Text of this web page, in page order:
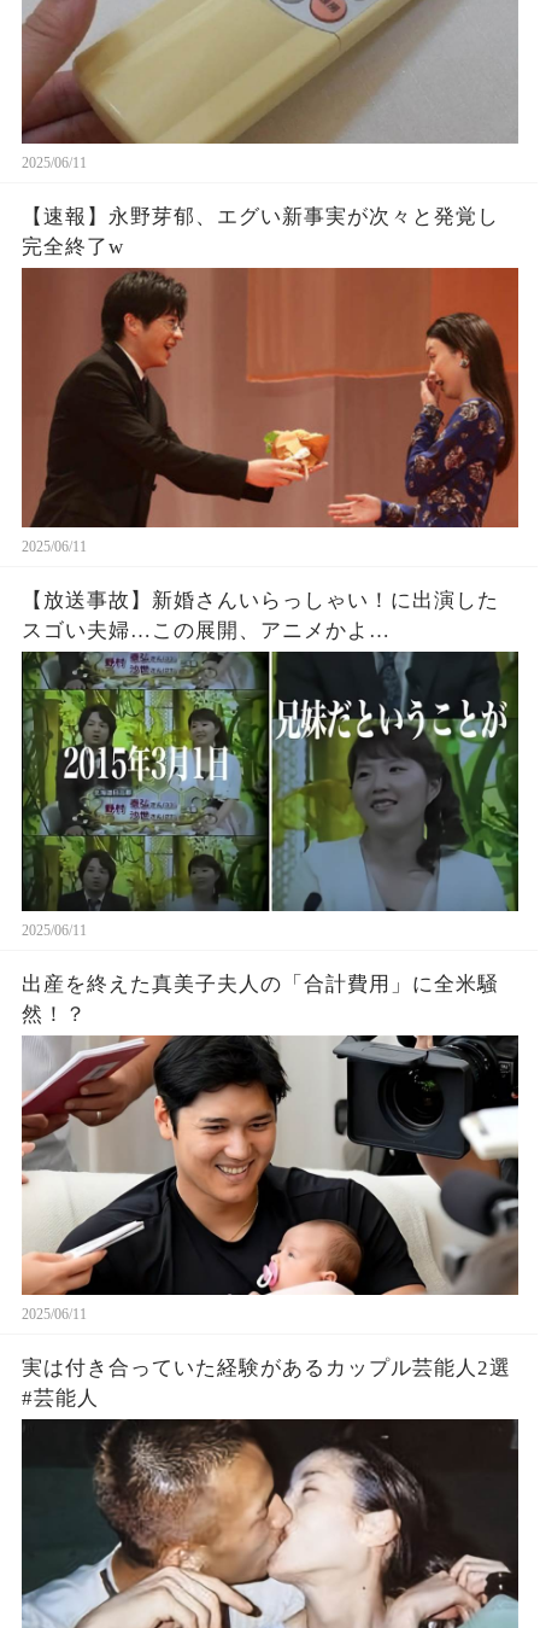
2025/06/11
【速報】永野芽郁、エグい新事実が次々と発覚し
完全終了w
2025/06/11
【放送事故】新婚さんいらっしゃい！に出演した
スゴい夫婦…この展開、アニメかよ…
2025/06/11
出産を終えた真美子夫人の「合計費用」に全米騒
然！？
2025/06/11
実は付き合っていた経験があるカップル芸能人2選
#芸能人